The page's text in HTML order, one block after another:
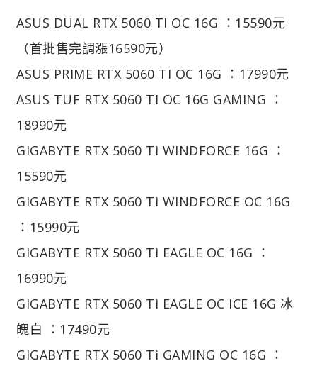
ASUS DUAL RTX 5060 TI OC 16G ：15590元
（首批售完調漲16590元）
ASUS PRIME RTX 5060 TI OC 16G ：17990元
ASUS TUF RTX 5060 TI OC 16G GAMING ：
18990元
GIGABYTE RTX 5060 Ti WINDFORCE 16G ：
15590元
GIGABYTE RTX 5060 Ti WINDFORCE OC 16G
：15990元
GIGABYTE RTX 5060 Ti EAGLE OC 16G ：
16990元
GIGABYTE RTX 5060 Ti EAGLE OC ICE 16G 冰
魄白 ：17490元
GIGABYTE RTX 5060 Ti GAMING OC 16G ：